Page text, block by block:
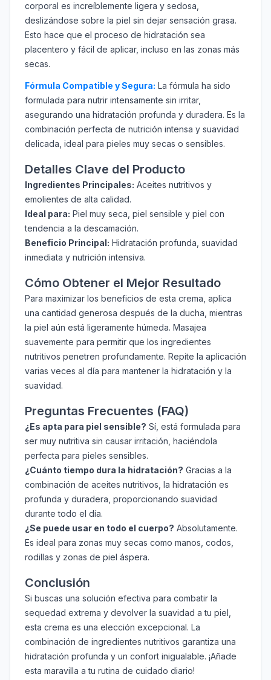
corporal es increíblemente ligera y sedosa,
deslizándose sobre la piel sin dejar sensación grasa.
Esto hace que el proceso de hidratación sea
placentero y fácil de aplicar, incluso en las zonas más
secas.
Fórmula Compatible y Segura: La fórmula ha sido
formulada para nutrir intensamente sin irritar,
asegurando una hidratación profunda y duradera. Es la
combinación perfecta de nutrición intensa y suavidad
delicada, ideal para pieles muy secas o sensibles.
Detalles Clave del Producto
Ingredientes Principales: Aceites nutritivos y
emolientes de alta calidad.
Ideal para: Piel muy seca, piel sensible y piel con
tendencia a la descamación.
Beneficio Principal: Hidratación profunda, suavidad
inmediata y nutrición intensiva.
Cómo Obtener el Mejor Resultado
Para maximizar los beneficios de esta crema, aplica
una cantidad generosa después de la ducha, mientras
la piel aún está ligeramente húmeda. Masajea
suavemente para permitir que los ingredientes
nutritivos penetren profundamente. Repite la aplicación
varias veces al día para mantener la hidratación y la
suavidad.
Preguntas Frecuentes (FAQ)
¿Es apta para piel sensible? Sí, está formulada para
ser muy nutritiva sin causar irritación, haciéndola
perfecta para pieles sensibles.
¿Cuánto tiempo dura la hidratación? Gracias a la
combinación de aceites nutritivos, la hidratación es
profunda y duradera, proporcionando suavidad
durante todo el día.
¿Se puede usar en todo el cuerpo? Absolutamente.
Es ideal para zonas muy secas como manos, codos,
rodillas y zonas de piel áspera.
Conclusión
Si buscas una solución efectiva para combatir la
sequedad extrema y devolver la suavidad a tu piel,
esta crema es una elección excepcional. La
combinación de ingredientes nutritivos garantiza una
hidratación profunda y un confort inigualable. ¡Añade
esta maravilla a tu rutina de cuidado diario!